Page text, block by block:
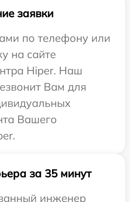
заявки
по телефону или
на сайте
Hiper. Наш
Вам для
Вашего
за 35 минут
инженер